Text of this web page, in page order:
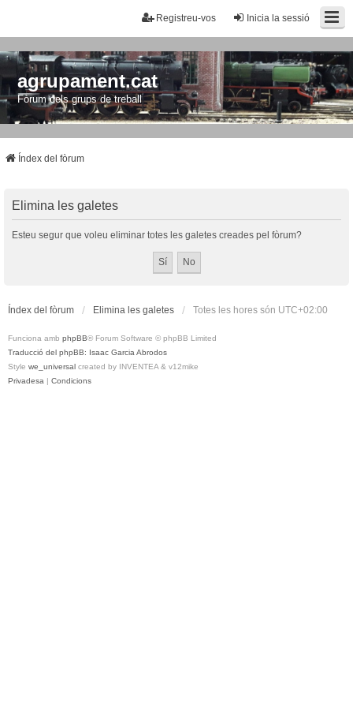
Inicia la sessió
Registreu-vos
agrupament.cat
Fòrum dels grups de treball
Índex del fòrum
Elimina les galetes
Esteu segur que voleu eliminar totes les galetes creades pel fòrum?
Índex del fòrum Elimina les galetes Totes les hores són UTC+02:00
Funciona amb phpBB® Forum Software © phpBB Limited
Traducció del phpBB: Isaac Garcia Abrodos
Style we_universal created by INVENTEA & v12mike
Privadesa | Condicions